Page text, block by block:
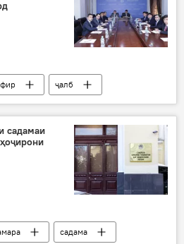
ҷалб
коргоҳ
садамаи
садама